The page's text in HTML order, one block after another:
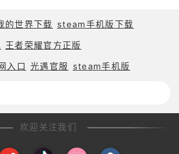
分用户可能遇到商店
备不兼容或安装后闪
退等情况。如果选择A
的世界下载 steam手机版下载
王者荣耀官方正版
入口 光遇官服 steam手机版
欢迎关注我们